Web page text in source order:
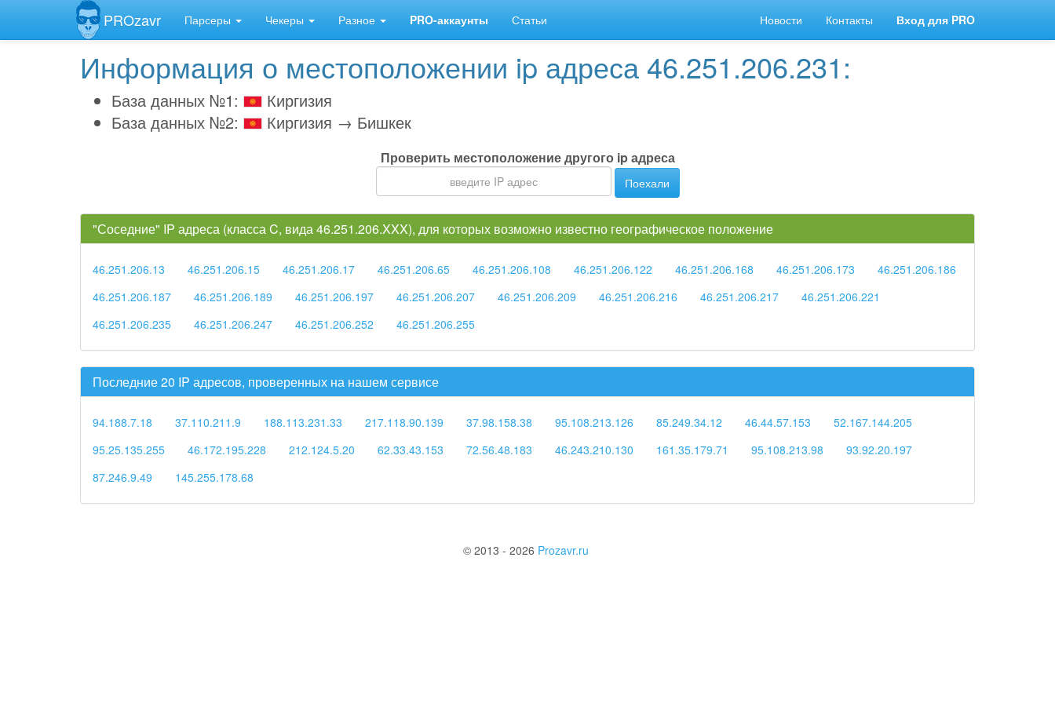
PROzavr Парсеры Чекеры Разное PRO-аккаунты Статьи Новости Контакты Вход для PRO
Информация о местоположении ip адреса 46.251.206.231:
База данных №1:
Киргизия
База данных №2:
Киргизия → Бишкек
Проверить местоположение другого ip адреса
Поехали
"Соседние" IP адреса (класса C, вида 46.251.206.XXX), для которых возможно известно географическое положение
46.251.206.13 46.251.206.15 46.251.206.17 46.251.206.65 46.251.206.108 46.251.206.122 46.251.206.168 46.251.206.173
46.251.206.186
46.251.206.187
46.251.206.189 46.251.206.197 46.251.206.207 46.251.206.209 46.251.206.216 46.251.206.217
46.251.206.221
46.251.206.235
46.251.206.247 46.251.206.252 46.251.206.255
Последние 20 IP адресов, проверенных на нашем сервисе
94.188.7.18 37.110.211.9 188.113.231.33 217.118.90.139 37.98.158.38 95.108.213.126 85.249.34.12 46.44.57.153
52.167.144.205
95.25.135.255
46.172.195.228 212.124.5.20 62.33.43.153 72.56.48.183 46.243.210.130 161.35.179.71 95.108.213.98
93.92.20.197
87.246.9.49
145.255.178.68
© 2013 - 2026 Prozavr.ru